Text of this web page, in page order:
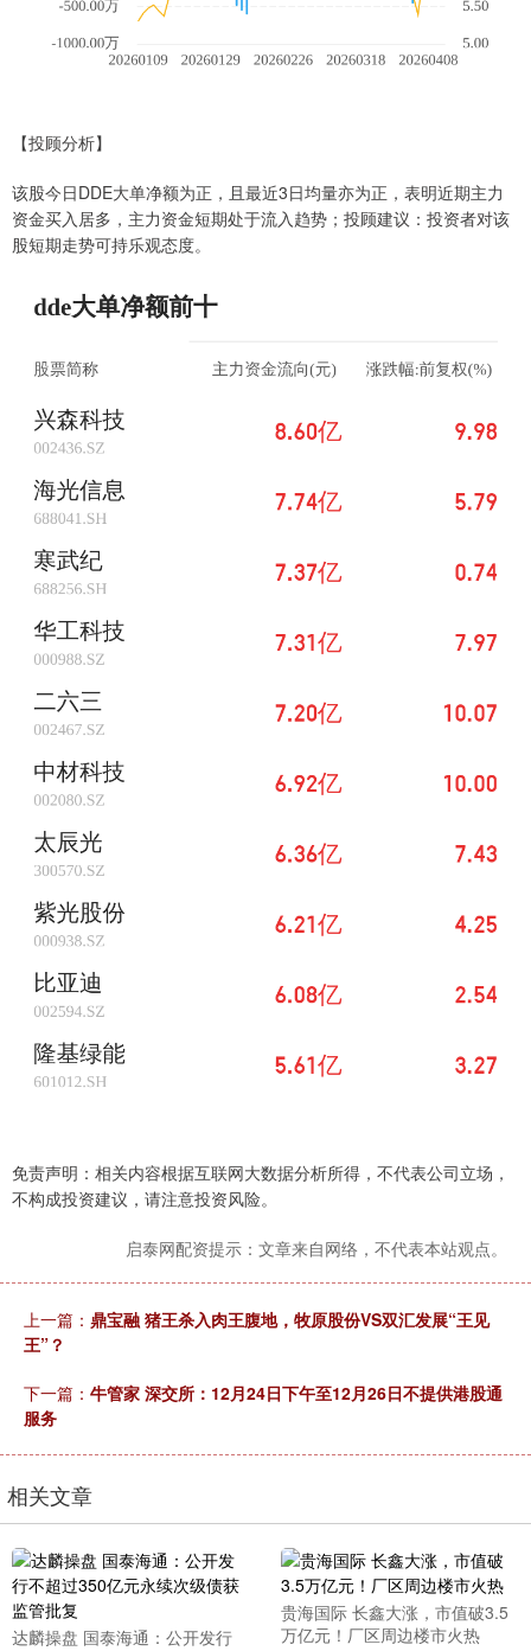
【投顾分析】
该股今日DDE大单净额为正，且最近3日均量亦为正，表明近期主力
资金买入居多，主力资金短期处于流入趋势；投顾建议：投资者对该
股短期走势可持乐观态度。
免责声明：相关内容根据互联网大数据分析所得，不代表公司立场，
不构成投资建议，请注意投资风险。
启泰网配资提示：文章来自网络，不代表本站观点。
上一篇： 鼎宝融 猪王杀入肉王腹地，牧原股份VS双汇发展“王见
王”？
下一篇： 牛管家 深交所：12月24日下午至12月26日不提供港股通
服务
相关文章
达麟操盘 国泰海通：公开发行
贵海国际 长鑫大涨，市值破3.5
万亿元！厂区周边楼市火热